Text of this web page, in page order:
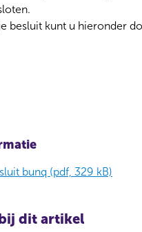
besluit kunt u hieronder
bunq (pdf, 329 kB)
dit artikel